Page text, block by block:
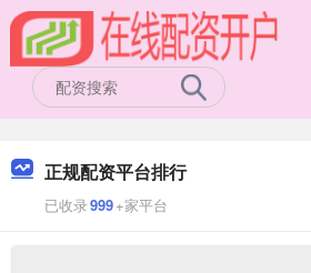
正规配资平台排行
已收录999+家平台